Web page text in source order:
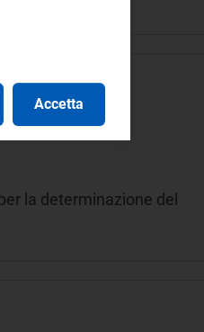
di
la determinazione del
Accetta